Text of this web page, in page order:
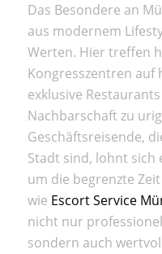
Das Besondere an
aus modernem
Werten. Hier treffen
Kongresszentren auf
exklusive
Nachbarschaft zu
Geschäftsreisende,
Stadt sind, lohnt sich
um die begrenzte
wie Escort Service
nicht nur
sondern auch